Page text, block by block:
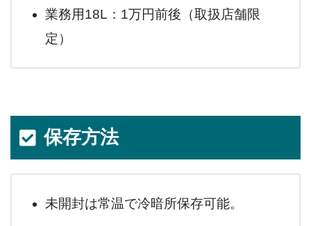
業務用18L：1万円前後（取扱店舗限
定）
保存方法
未開封は常温で冷暗所保存可能。